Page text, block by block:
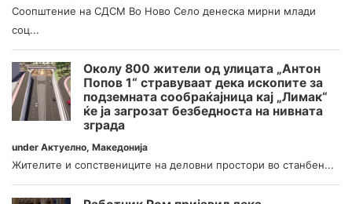
Соопштение на СДСМ Во Ново Село денеска мирни млади
соц...
Околу 800 жители од улицата „Антон
Попов 1“ стравуваат дека ископите за
подземната сообраќајница кај „Лимак“
ќе ја загрозат безбедноста на нивната
зграда
under Актуелно, Македонија
Жителите и сопствениците на деловни простори во станбен...